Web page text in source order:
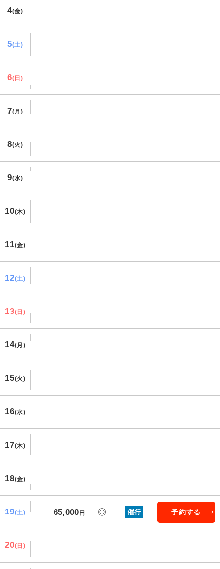
4(金)
5(土)
6(日)
7(月)
8(火)
9(水)
10(木)
11(金)
12(土)
13(日)
14(月)
15(火)
16(水)
17(木)
18(金)
19(土) 65,000 円 ◎ 催行 予約する
20(日)